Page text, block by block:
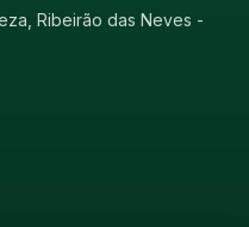
Ribeirão das Neves -